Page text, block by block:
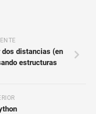
dos distancias (en
estructuras